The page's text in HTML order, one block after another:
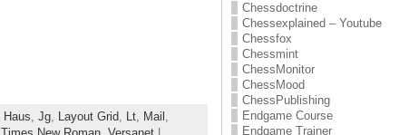
Haus Jg, Layout Grid, Lt, Mail
Times New Roman, Versanet|
Chessdoctrine
Chessexplained – Youtube
Chessfox
Chessmint
ChessMonitor
ChessMood
ChessPublishing
Endgame Course
Endgame Trainer